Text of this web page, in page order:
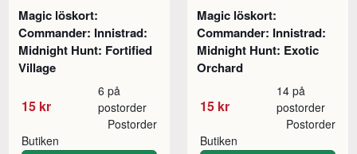
Magic löskort:
Commander: Innistrad:
Midnight Hunt: Fortified
Village
15 kr
6 på
postorder
Butiken
Postorder
Magic löskort:
Commander: Innistrad:
Midnight Hunt: Exotic
Orchard
15 kr
14 på
postorder
Butiken
Postorder